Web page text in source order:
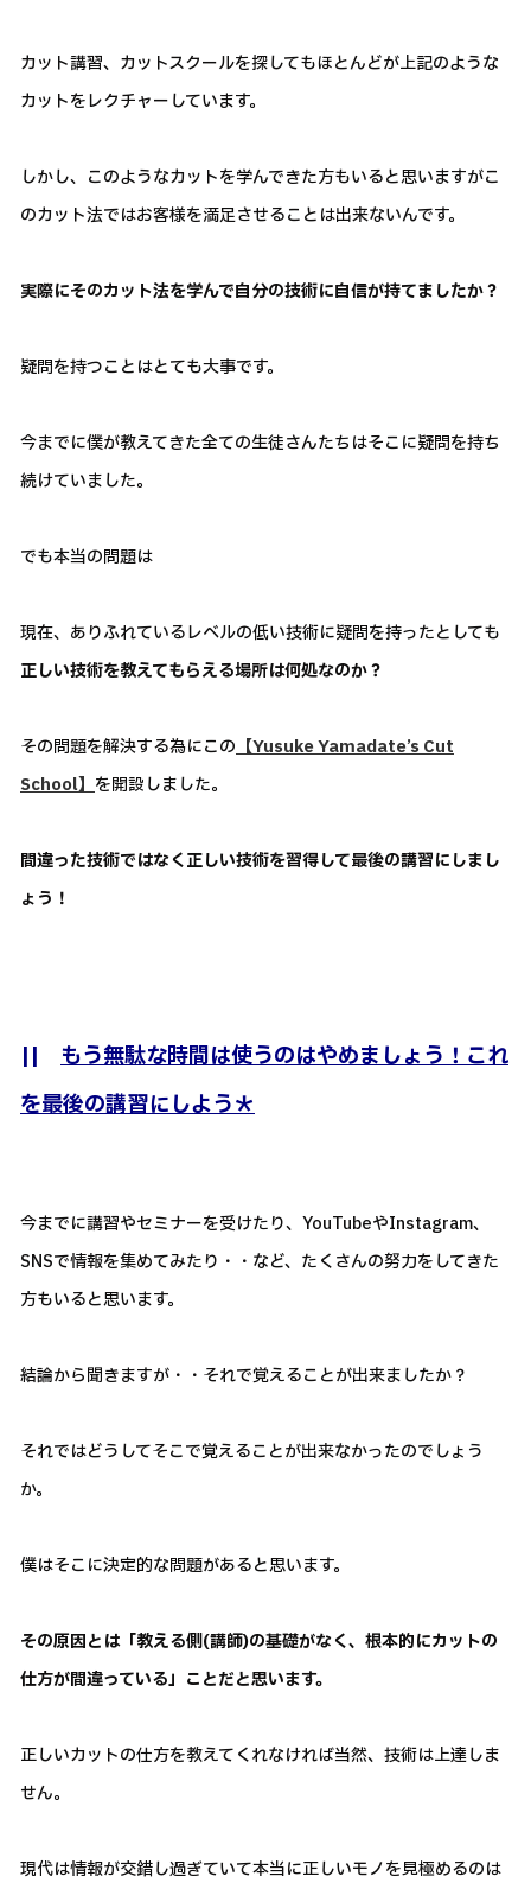
カット講習、カットスクールを探してもほとんどが上記のような
カットをレクチャーしています。
しかし、このようなカットを学んできた方もいると思いますがこ
のカット法ではお客様を満足させることは出来ないんです。
実際にそのカット法を学んで自分の技術に自信が持てましたか？
疑問を持つことはとても大事です。
今までに僕が教えてきた全ての生徒さんたちはそこに疑問を持ち
続けていました。
でも本当の問題は
現在、ありふれているレベルの低い技術に疑問を持ったとしても
正しい技術を教えてもらえる場所は何処なのか？
その問題を解決する為にこの 【Yusuke Yamadate’s Cut
School】 を開設しました。
間違った技術ではなく正しい技術を習得して最後の講習にしまし
ょう！
|| もう無駄な時間は使うのはやめましょう！これ
を最後の講習にしよう＊
今までに講習やセミナーを受けたり、YouTubeやInstagram、
SNSで情報を集めてみたり・・など、たくさんの努力をしてきた
方もいると思います。
結論から聞きますが・・それで覚えることが出来ましたか？
それではどうしてそこで覚えることが出来なかったのでしょう
か。
僕はそこに決定的な問題があると思います。
その原因とは「教える側(講師)の基礎がなく、根本的にカットの
仕方が間違っている」ことだと思います。
正しいカットの仕方を教えてくれなければ当然、技術は上達しま
せん。
現代は情報が交錯し過ぎていて本当に正しいモノを見極めるのは